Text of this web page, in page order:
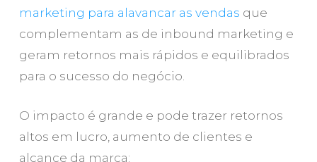
marketing para alavancar as vendas que
complementam as de inbound marketing e
geram retornos mais rápidos e equilibrados
para o sucesso do negócio.
O impacto é grande e pode trazer retornos
altos em lucro, aumento de clientes e
alcance da marca: